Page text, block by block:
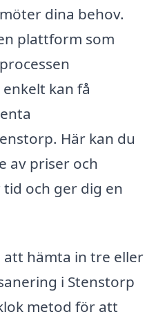
dina behov.
plattform som
kan få
Här kan du
av priser och
och ger dig en
att hämta in tre eller
i Stenstorp
metod för att